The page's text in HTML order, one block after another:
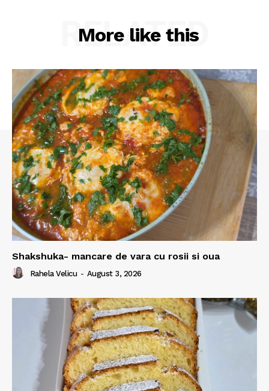
More like this
RELATED
Shakshuka- mancare de vara cu rosii si oua
Rahela Velicu - August 3, 2026